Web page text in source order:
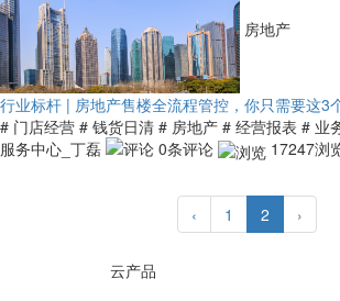
房地产
行业标杆 | 房地产售楼全流程管控，你只需要这3
# 门店经营 # 钱货日清 # 房地产 # 经营报表 # 业
服务中心_丁磊
0条评论 17247浏
‹ 1 2 ›
云产品